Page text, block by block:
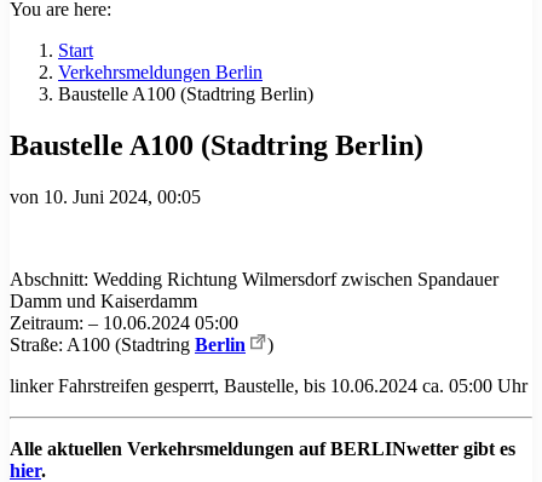
You are here:
Start
Verkehrsmeldungen Berlin
Baustelle A100 (Stadtring Berlin)
Baustelle A100 (Stadtring Berlin)
von 10. Juni 2024, 00:05
Abschnitt: Wedding Richtung Wilmersdorf zwischen Spandauer
Damm und Kaiserdamm
Zeitraum: – 10.06.2024 05:00
Straße: A100 (Stadtring Berlin
)
linker Fahrstreifen gesperrt, Baustelle, bis 10.06.2024 ca. 05:00 Uhr
Alle aktuellen Verkehrsmeldungen auf BERLINwetter gibt es
hier.